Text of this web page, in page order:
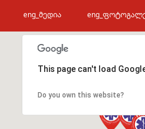
eng_მედია
This page can't load
Do you own this website?